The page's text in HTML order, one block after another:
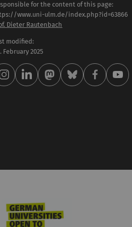
for the content of this page:
www.uni-ulm.de/index.php?id=63866
Dieter Rautenbach
modified:
February 2025